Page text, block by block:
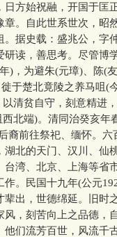
方始祝融，开国于匡
。自此世系世次，昭
据史载：盛兆公，字
读，善思考。尽管博
)，为避朱(元璋)、陈(
于楚北竟陵之养马咀(
清贫自守，刻意精进
北端)。清同治癸亥年
裔前往祭祀、缅怀。六
北的天门、汉川、仙
湾、北京、上海等省
。民国十九年(公元
出，世德绵延。旧时
风，刻苦向上之品德，
他们流芳百世，风流千